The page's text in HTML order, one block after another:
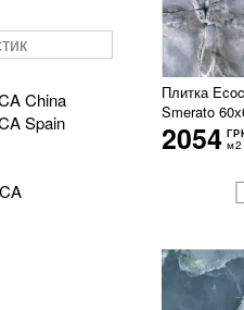
Плитка
Smerato
2054 м2
China
Spain